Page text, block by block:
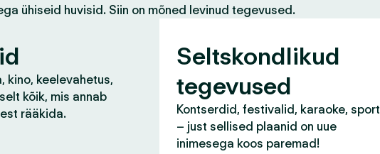
ühiseid huvisid. Siin on mõned levinud tegevused.
kino, keelevahetus,
kõik, mis annab
rääkida.
Seltskondlikud
tegevused
Kontserdid, festivalid, karaoke, sport
– just sellised plaanid on uue
inimesega koos paremad!